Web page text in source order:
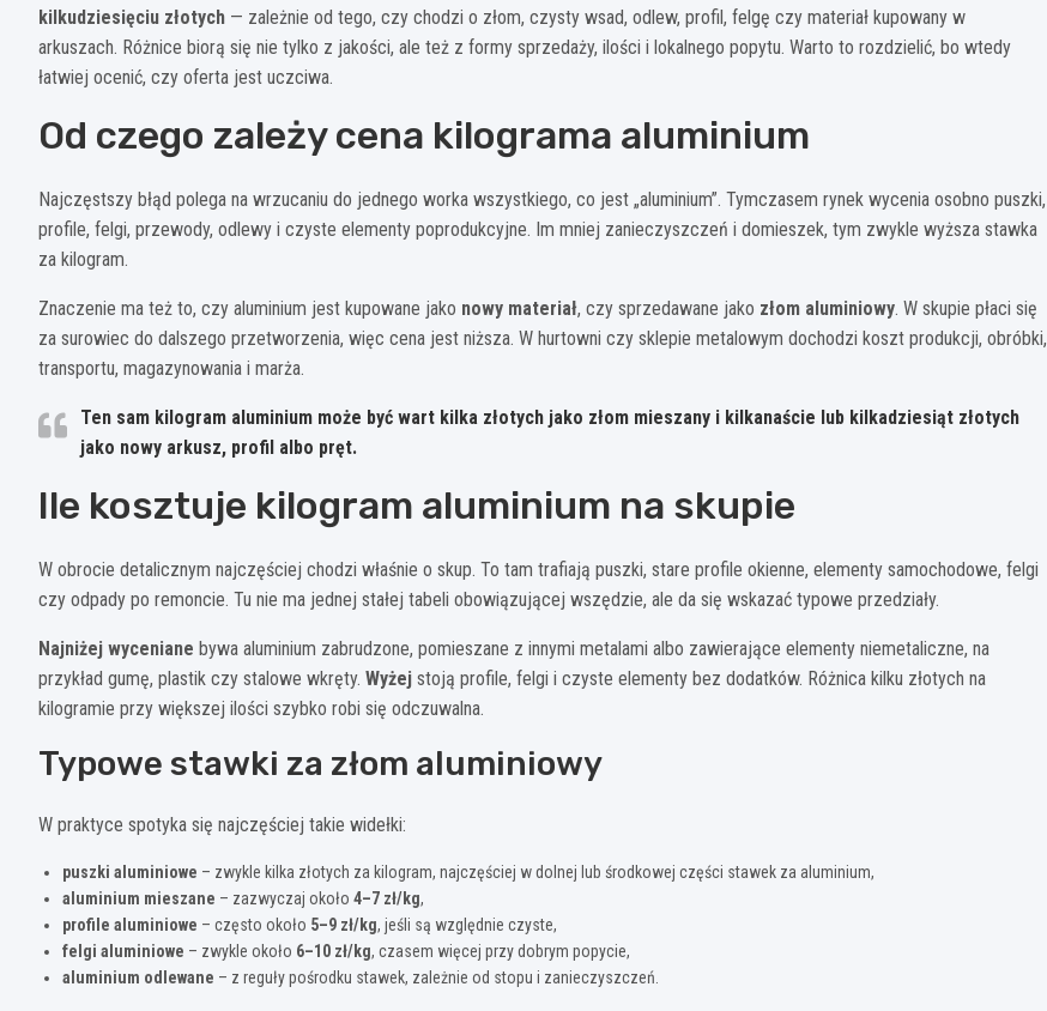
kilkudziesięciu złotych — zależnie od tego, czy chodzi o złom, czysty wsad, odlew, profil, felgę czy materiał kupowany w
arkuszach. Różnice biorą się nie tylko z jakości, ale też z formy sprzedaży, ilości i lokalnego popytu. Warto to rozdzielić, bo wtedy
łatwiej ocenić, czy oferta jest uczciwa.
Od czego zależy cena kilograma aluminium
Najczęstszy błąd polega na wrzucaniu do jednego worka wszystkiego, co jest „aluminium”. Tymczasem rynek wycenia osobno puszki,
profile, felgi, przewody, odlewy i czyste elementy poprodukcyjne. Im mniej zanieczyszczeń i domieszek, tym zwykle wyższa stawka
za kilogram.
Znaczenie ma też to, czy aluminium jest kupowane jako nowy materiał, czy sprzedawane jako złom aluminiowy. W skupie płaci się
za surowiec do dalszego przetworzenia, więc cena jest niższa. W hurtowni czy sklepie metalowym dochodzi koszt produkcji, obróbki,
transportu, magazynowania i marża.
Ten sam kilogram aluminium może być wart kilka złotych jako złom mieszany i kilkanaście lub kilkadziesiąt złotych
jako nowy arkusz, profil albo pręt.
Ile kosztuje kilogram aluminium na skupie
W obrocie detalicznym najczęściej chodzi właśnie o skup. To tam trafiają puszki, stare profile okienne, elementy samochodowe, felgi
czy odpady po remoncie. Tu nie ma jednej stałej tabeli obowiązującej wszędzie, ale da się wskazać typowe przedziały.
Najniżej wyceniane bywa aluminium zabrudzone, pomieszane z innymi metalami albo zawierające elementy niemetaliczne, na
przykład gumę, plastik czy stalowe wkręty. Wyżej stoją profile, felgi i czyste elementy bez dodatków. Różnica kilku złotych na
kilogramie przy większej ilości szybko robi się odczuwalna.
Typowe stawki za złom aluminiowy
W praktyce spotyka się najczęściej takie widełki:
puszki aluminiowe – zwykle kilka złotych za kilogram, najczęściej w dolnej lub środkowej części stawek za aluminium,
aluminium mieszane – zazwyczaj około 4–7 zł/kg,
profile aluminiowe – często około 5–9 zł/kg, jeśli są względnie czyste,
felgi aluminiowe – zwykle około 6–10 zł/kg, czasem więcej przy dobrym popycie,
aluminium odlewane – z reguły pośrodku stawek, zależnie od stopu i zanieczyszczeń.